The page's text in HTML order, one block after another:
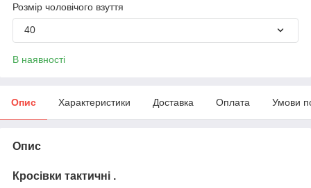
Розмір чоловічого взуття
40
В наявності
Опис Характеристики Доставка Оплата Умови
Опис
Кросівки тактичні .